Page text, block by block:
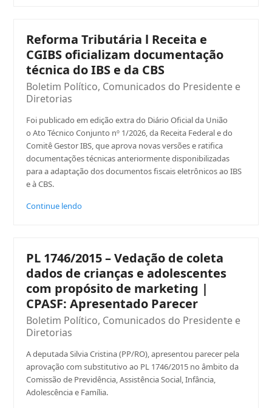
Reforma Tributária l Receita e
CGIBS oficializam documentação
técnica do IBS e da CBS
Boletim Político, Comunicados do Presidente e
Diretorias
Foi publicado em edição extra do Diário Oficial da União
o Ato Técnico Conjunto nº 1/2026, da Receita Federal e do
Comitê Gestor IBS, que aprova novas versões e ratifica
documentações técnicas anteriormente disponibilizadas
para a adaptação dos documentos fiscais eletrônicos ao IBS
e à CBS.
Continue lendo
PL 1746/2015 – Vedação de coleta
dados de crianças e adolescentes
com propósito de marketing |
CPASF: Apresentado Parecer
Boletim Político, Comunicados do Presidente e
Diretorias
A deputada Silvia Cristina (PP/RO), apresentou parecer pela
aprovação com substitutivo ao PL 1746/2015 no âmbito da
Comissão de Previdência, Assistência Social, Infância,
Adolescência e Família.